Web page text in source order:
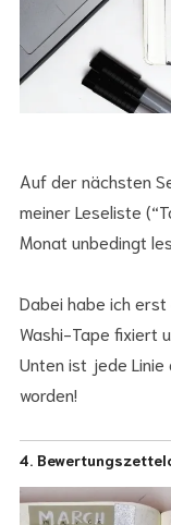
Auf der nächsten
meiner Leseliste
Monat unbedingt
Dabei habe ich
Washi-Tape fixiert
Unten ist jede
worden!
4.